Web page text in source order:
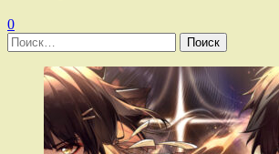
0
Найти: